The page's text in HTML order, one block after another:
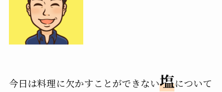
今日は料理に欠かすことができない塩について